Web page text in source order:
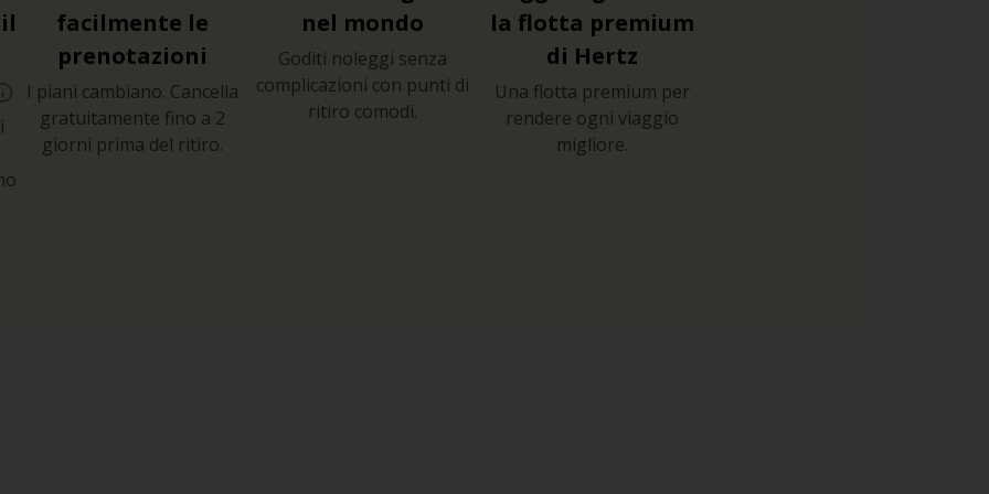
facilmente le
prenotazioni
I piani cambiano. Cancella
gratuitamente fino a 2
giorni prima del ritiro.
nel mondo
Goditi noleggi senza
complicazioni con punti di
ritiro comodi.
la flotta premium
di Hertz
Una flotta premium per
rendere ogni viaggio
migliore.